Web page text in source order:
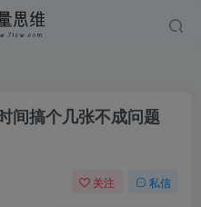
间搞个几张不成问题
关注 私信